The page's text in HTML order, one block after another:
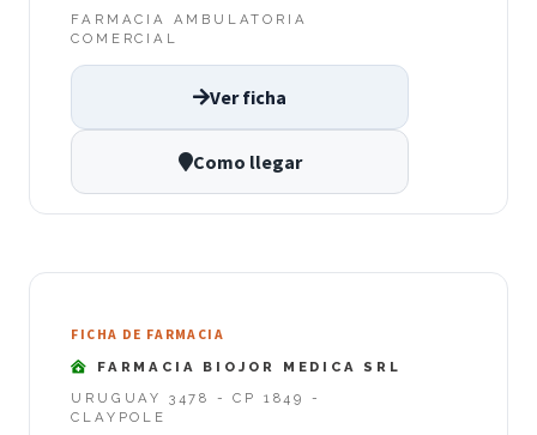
FARMACIA AMBULATORIA
COMERCIAL
Ver ficha
Como llegar
FICHA DE FARMACIA
FARMACIA BIOJOR MEDICA SRL
URUGUAY 3478 - CP 1849 -
CLAYPOLE